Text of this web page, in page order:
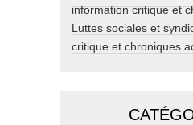
Luttes sociales et
critique et chroniques